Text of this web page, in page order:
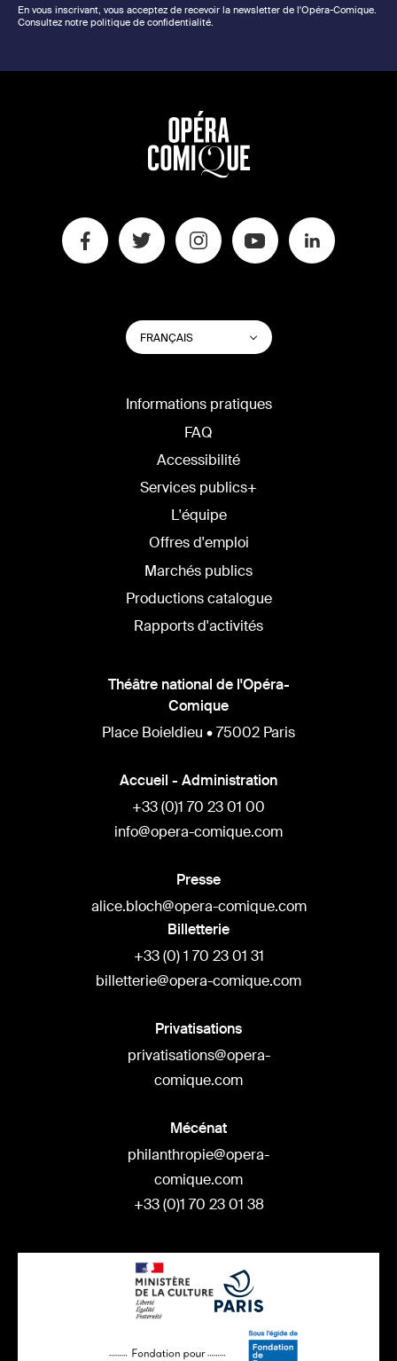
En vous inscrivant, vous acceptez de recevoir la newsletter de l'Opéra-Comique.
Consultez notre politique de confidentialité.
CHANGER
LA
LANGUE
FRANÇAIS Lister les actions
Informations pratiques
FAQ
Accessibilité
Services publics+
L'équipe
Offres d'emploi
Marchés publics
Productions catalogue
Rapports d'activités
Théâtre national de l'Opéra-
Comique
Place Boieldieu • 75002 Paris
Accueil - Administration
+33 (0)1 70 23 01 00
info@opera-comique.com
Presse
alice.bloch@opera-comique.com
Billetterie
+33 (0) 1 70 23 01 31
billetterie@opera-comique.com
Privatisations
privatisations@opera-
comique.com
Mécénat
philanthropie@opera-
comique.com
+33 (0)1 70 23 01 38